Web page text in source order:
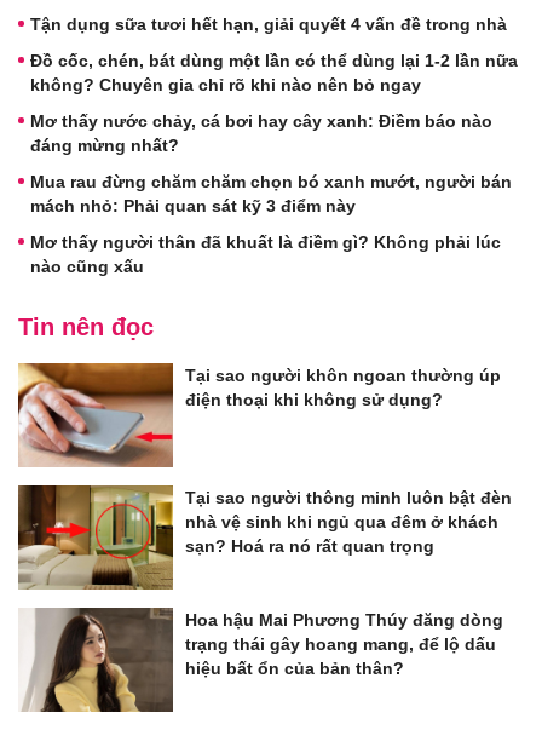
Tận dụng sữa tươi hết hạn, giải quyết 4 vấn đề trong nhà
Đồ cốc, chén, bát dùng một lần có thể dùng lại 1-2 lần nữa
không? Chuyên gia chỉ rõ khi nào nên bỏ ngay
Mơ thấy nước chảy, cá bơi hay cây xanh: Điềm báo nào
đáng mừng nhất?
Mua rau đừng chăm chăm chọn bó xanh mướt, người bán
mách nhỏ: Phải quan sát kỹ 3 điểm này
Mơ thấy người thân đã khuất là điềm gì? Không phải lúc
nào cũng xấu
Tin nên đọc
Tại sao người khôn ngoan thường úp
điện thoại khi không sử dụng?
Tại sao người thông minh luôn bật đèn
nhà vệ sinh khi ngủ qua đêm ở khách
sạn? Hoá ra nó rất quan trọng
Hoa hậu Mai Phương Thúy đăng dòng
trạng thái gây hoang mang, để lộ dấu
hiệu bất ổn của bản thân?